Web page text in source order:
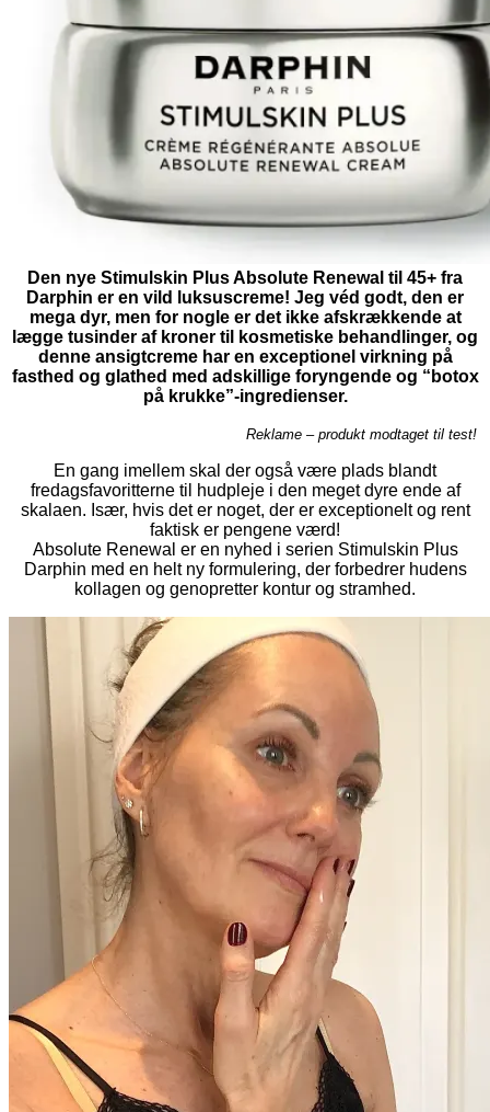
Den nye Stimulskin Plus Absolute Renewal til 45+ fra
Darphin er en vild luksuscreme! Jeg véd godt, den er
mega dyr, men for nogle er det ikke afskrækkende at
lægge tusinder af kroner til kosmetiske behandlinger, og
denne ansigtcreme har en exceptionel virkning på
fasthed og glathed med adskillige foryngende og “botox
på krukke”-ingredienser.
Reklame – produkt modtaget til test!
En gang imellem skal der også være plads blandt
fredagsfavoritterne til hudpleje i den meget dyre ende af
skalaen. Især, hvis det er noget, der er exceptionelt og rent
faktisk er pengene værd!
Absolute Renewal er en nyhed i serien Stimulskin Plus
Darphin med en helt ny formulering, der forbedrer hudens
kollagen og genopretter kontur og stramhed.